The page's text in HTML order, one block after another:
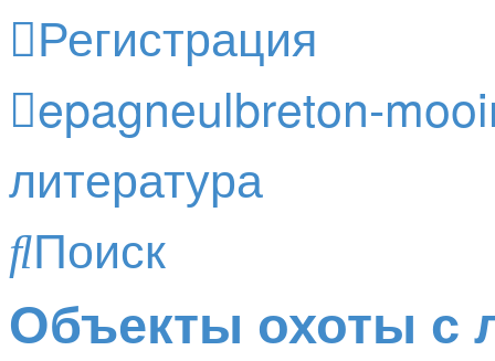
Регистрация
epagneulbreton-
литература
Поиск
Объекты охоты с